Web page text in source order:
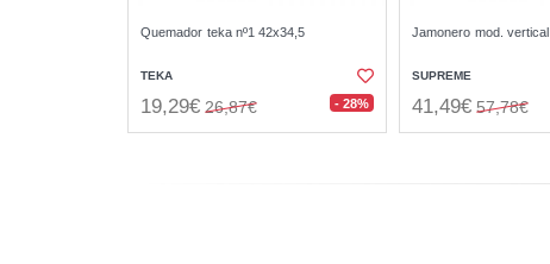
Quemador teka nº1 42x34,5
TEKA
19,29€ 26,87€ - 28%
Jamonero mod. vertical
SUPREME
41,49€ 57,78€